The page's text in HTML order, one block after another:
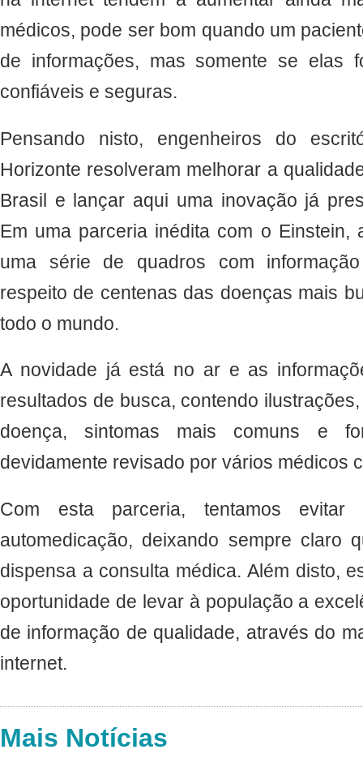
médicos, pode ser bom quando um
de informações, mas somente se elas
confiáveis e seguras.
Pensando nisto, engenheiros do
Horizonte resolveram melhorar a
Brasil e lançar aqui uma inovação já
Em uma parceria inédita com o Einstein,
uma série de quadros com
respeito de centenas das doenças mais
todo o mundo.
A novidade já está no ar e as
resultados de busca, contendo
doença, sintomas mais comuns e
devidamente revisado por vários médicos
Com esta parceria, tentamos evitar
automedicação, deixando sempre claro
dispensa a consulta médica. Além disto,
oportunidade de levar à população a
de informação de qualidade, através do
internet.
Mais Notícias